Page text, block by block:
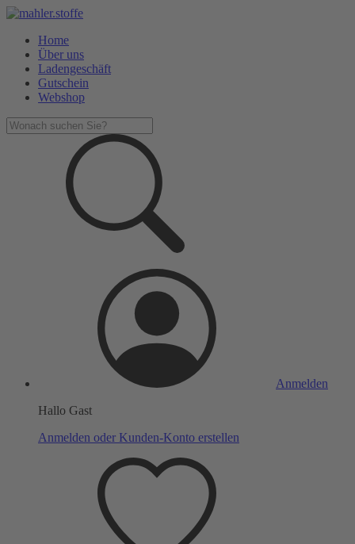
Home
Über uns
Ladengeschäft
Gutschein
Webshop
Anmelden
Hallo Gast
Anmelden oder Kunden-Konto erstellen